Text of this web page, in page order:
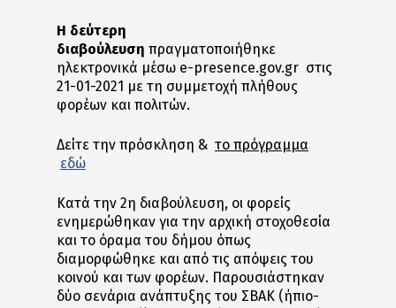
Η δεύτερη
διαβούλευση πραγματοποιήθηκε
ηλεκτρονικά μέσω e-presence.gov.gr στις
21-01-2021 με τη συμμετοχή πλήθους
φορέων και πολιτών.
Δείτε την πρόσκληση & το πρόγραμμα
εδώ
Κατά την 2η διαβούλευση, οι φορείς
ενημερώθηκαν για την αρχική στοχοθεσία
και το όραμα του δήμου όπως
διαμορφώθηκε και από τις απόψεις του
κοινού και των φορέων. Παρουσιάστηκαν
δύο σενάρια ανάπτυξης του ΣΒΑΚ (ήπιο-